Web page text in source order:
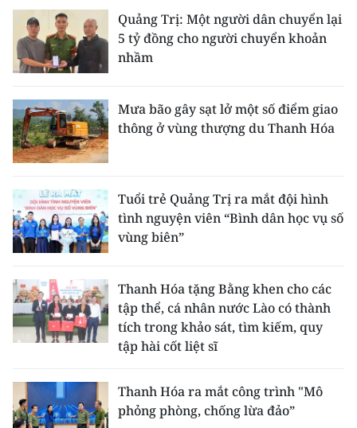
Quảng Trị: Một người dân chuyển lại
5 tỷ đồng cho người chuyển khoản
nhầm
Mưa bão gây sạt lở một số điểm giao
thông ở vùng thượng du Thanh Hóa
Tuổi trẻ Quảng Trị ra mắt đội hình
tình nguyện viên “Bình dân học vụ số
vùng biên”
Thanh Hóa tặng Bằng khen cho các
tập thể, cá nhân nước Lào có thành
tích trong khảo sát, tìm kiếm, quy
tập hài cốt liệt sĩ
Thanh Hóa ra mắt công trình "Mô
phỏng phòng, chống lừa đảo”